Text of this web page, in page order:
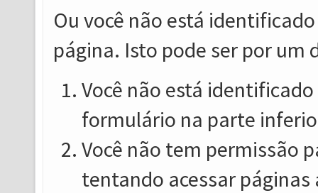
Ou você não está
página. Isto pode ser por um
Você não está
formulário na parte
Você não tem permissão
tentando acessar